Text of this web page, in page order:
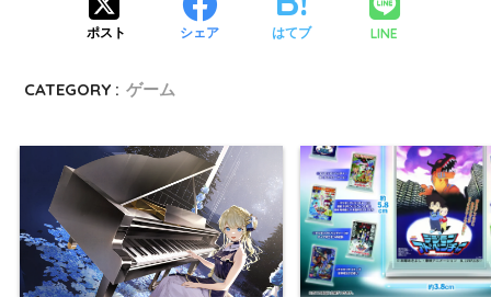
ポスト シェア はてブ LINE
CATEGORY : ゲーム